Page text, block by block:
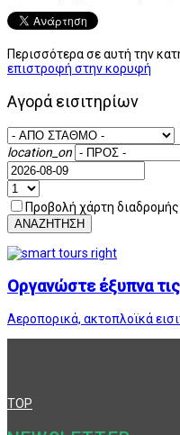
Περισσότερα σε αυτή την
επιστροφή στην κορυφή
Αγορά εισιτηρίων
location_on
Προβολή χάρτη
ΑΝΑΖΗΤΗΣΗ
Οργανώστε έξυπνα
Αεροπορικά, ακτοπλοϊκά
TOP